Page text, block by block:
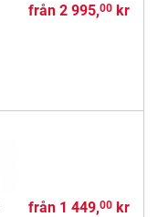
från 2 995,00kr
från 1 449,00kr